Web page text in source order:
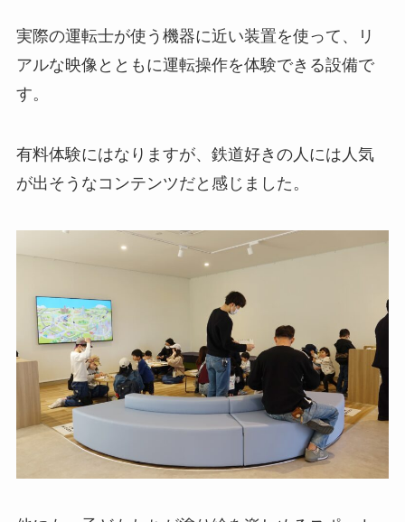
実際の運転士が使う機器に近い装置を使って、リ
アルな映像とともに運転操作を体験できる設備で
す。
有料体験にはなりますが、鉄道好きの人には人気
が出そうなコンテンツだと感じました。